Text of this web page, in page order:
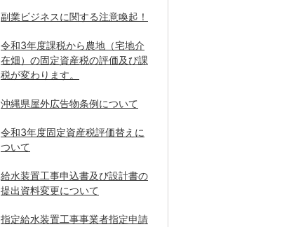
副業ビジネスに関する注意喚起！
令和3年度課税から農地（宅地介
在畑）の固定資産税の評価及び課
税が変わります。
沖縄県屋外広告物条例について
令和3年度固定資産税評価替えに
ついて
給水装置工事申込書及び設計書の
提出資料変更について
指定給水装置工事事業者指定申請